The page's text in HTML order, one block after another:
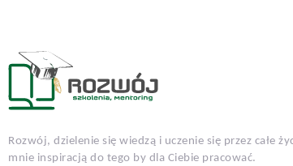
Rozwój, dzielenie się wiedzą i uczenie się przez całe
mnie inspiracją do tego by dla Ciebie pracować.